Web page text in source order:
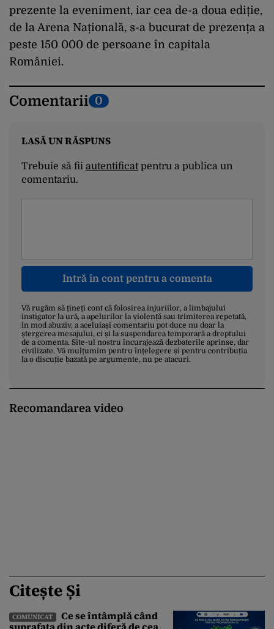
prezente la eveniment, iar cea de-a doua ediție,
de la Arena Națională, s-a bucurat de prezența a
peste 150 000 de persoane în capitala
României.
Comentarii 0
LASĂ UN RĂSPUNS
Trebuie să fii autentificatpentru a publica un
comentariu.
Intră în cont pentru a comenta
Vă rugăm să țineți cont că folosirea injuriilor, a limbajului
instigator la ură, a apelurilor la violență sau trimiterea repetată,
în mod abuziv, a aceluiași comentariu pot duce nu doar la
ștergerea mesajului, ci și la suspendarea temporară a dreptului
de a comenta. Site-ul nostru încurajează dezbaterile aprinse, dar
civilizate. Vă mulțumim pentru înțelegere și pentru contribuția
la o discuție bazată pe argumente, nu pe atacuri.
Recomandarea video
Citește Și
COMUNICAT
Ce se întâmplă când